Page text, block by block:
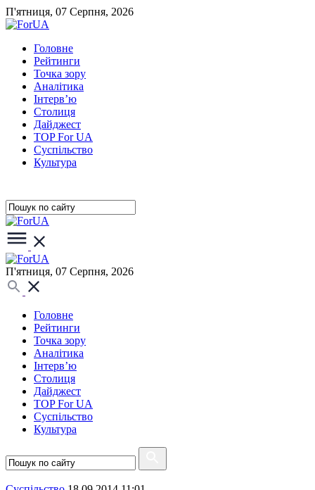
П'ятниця, 07 Серпня, 2026
Головне
Рейтинги
Точка зору
Аналітика
Інтерв’ю
Столиця
Дайджест
TOP For UA
Суспiльство
Культура
П'ятниця, 07 Серпня, 2026
Головне
Рейтинги
Точка зору
Аналітика
Інтерв’ю
Столиця
Дайджест
TOP For UA
Суспiльство
Культура